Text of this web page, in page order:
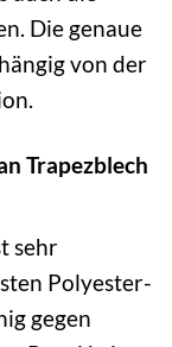
Die genaue
von der
Trapezblech
sehr
Polyester-
gegen